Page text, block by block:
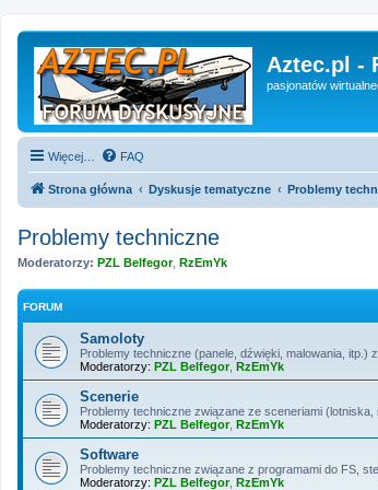
Aztec.pl -
pasjonatów
Więcej… FAQ
Strona główna Dyskusje tematyczne Problemy
Problemy techniczne
Moderatorzy: PZL Belfegor, RzEmYk
FORUM
Samoloty
Problemy techniczne (panele, dźwięki, malowania, itp.)
Moderatorzy: PZL Belfegor, RzEmYk
Scenerie
Problemy techniczne związane ze sceneriami
Moderatorzy: PZL Belfegor, RzEmYk
Software
Problemy techniczne związane z programami do FS,
Moderatorzy: PZL Belfegor, RzEmYk